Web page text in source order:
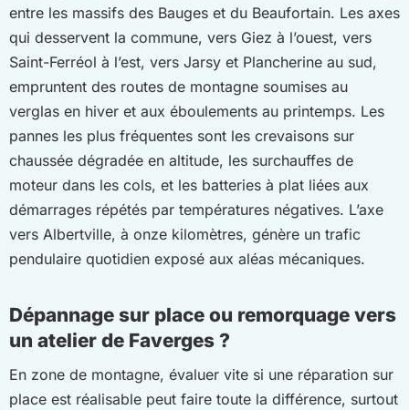
entre les massifs des Bauges et du Beaufortain. Les axes
qui desservent la commune, vers Giez à l’ouest, vers
Saint-Ferréol à l’est, vers Jarsy et Plancherine au sud,
empruntent des routes de montagne soumises au
verglas en hiver et aux éboulements au printemps. Les
pannes les plus fréquentes sont les crevaisons sur
chaussée dégradée en altitude, les surchauffes de
moteur dans les cols, et les batteries à plat liées aux
démarrages répétés par températures négatives. L’axe
vers Albertville, à onze kilomètres, génère un trafic
pendulaire quotidien exposé aux aléas mécaniques.
Dépannage sur place ou remorquage vers
un atelier de Faverges ?
En zone de montagne, évaluer vite si une réparation sur
place est réalisable peut faire toute la différence, surtout